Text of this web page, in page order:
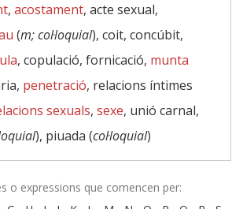
, acostament, acte sexual,
(m; col·loquial), coit, concúbit,
, copulació, fornicació, munta
penetració, relacions íntimes
sexuals, sexe, unió carnal,
), piuada (col·loquial)
o expressions que comencen per: